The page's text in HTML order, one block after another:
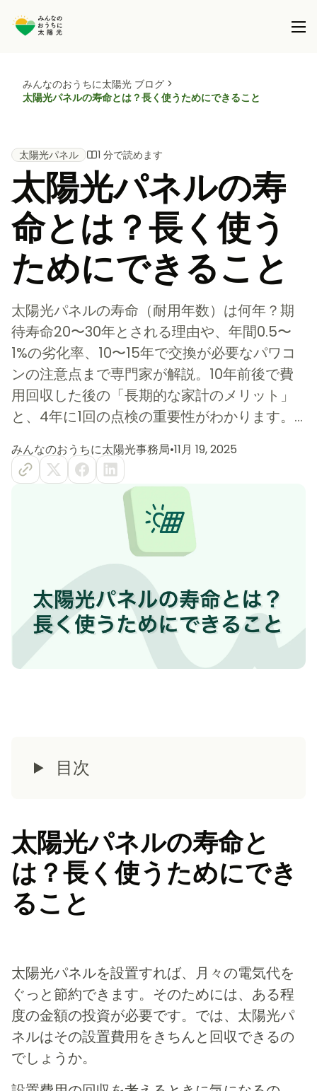
本事業について
事務局について
全国で実施している共同購入事業
太陽光パネル / 太陽光パネル＋蓄電池
蓄電池 (パネル設置済の方)
ブログ
サポート
みんなのおうちに太陽光 ブログ
太陽光パネルの寿命とは？長く使うためにできること
太陽光パネル 1 分で読めます
太陽光パネルの寿
命とは？長く使う
ためにできること
太陽光パネルの寿命（耐用年数）は何年？期
待寿命20〜30年とされる理由や、年間0.5〜
1%の劣化率、10〜15年で交換が必要なパワコ
ンの注意点まで専門家が解説。10年前後で費
用回収した後の「長期的な家計のメリット」
と、4年に1回の点検の重要性がわかります。...
みんなのおうちに太陽光事務局•11月 19, 2025
目次
太陽光パネルの寿命と
は？長く使うためにでき
ること
太陽光パネルを設置すれば、月々の電気代を
ぐっと節約できます。そのためには、ある程
度の金額の投資が必要です。では、太陽光パ
ネルはその設置費用をきちんと回収できるの
でしょうか。